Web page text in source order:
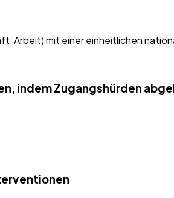
Arbeit) mit einer einheitlichen
indem Zugangshürden